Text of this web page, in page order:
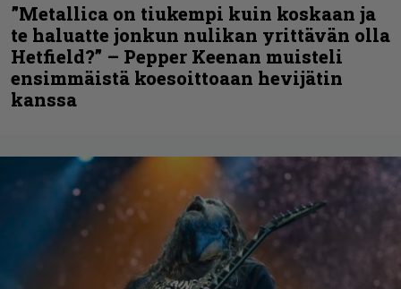
”Metallica on tiukempi kuin koskaan ja
te haluatte jonkun nulikan yrittävän olla
Hetfield?” – Pepper Keenan muisteli
ensimmäistä koesoittoaan hevijätin
kanssa